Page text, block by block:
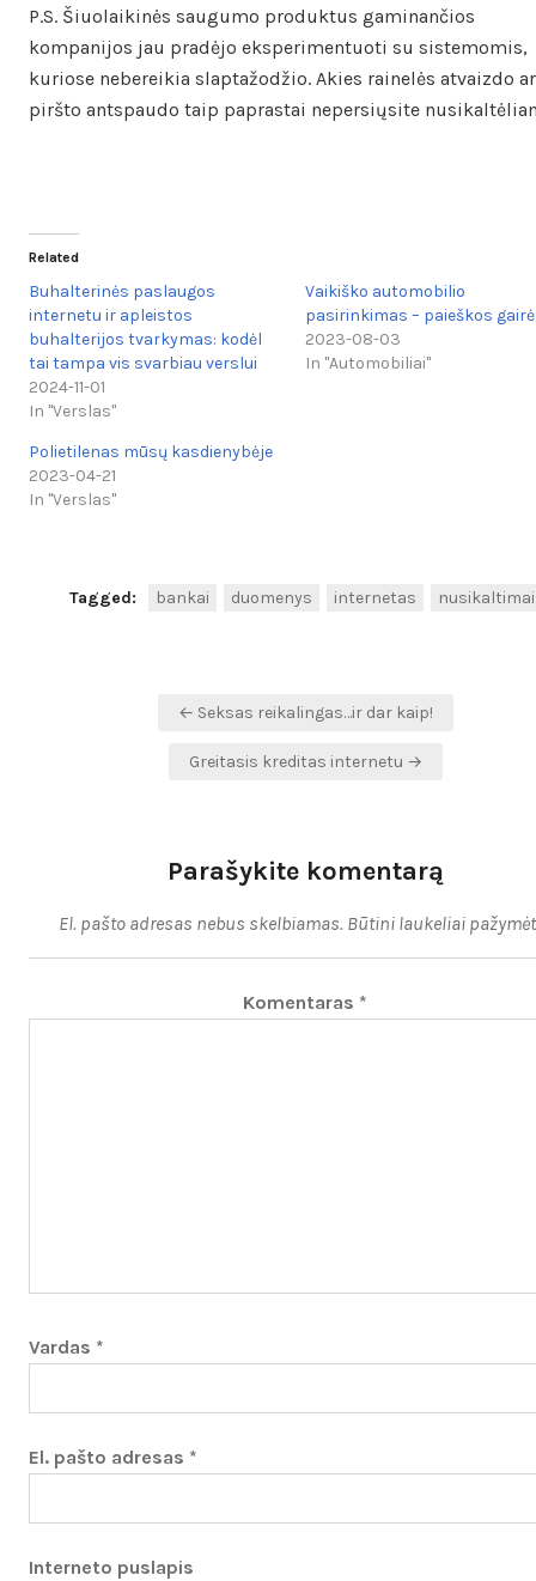
P.S. Šiuolaikinės saugumo produktus gaminančios
kompanijos jau pradėjo eksperimentuoti su sistemomis,
kuriose nebereikia slaptažodžio. Akies rainelės atvaizdo ar
piršto antspaudo taip paprastai nepersiųsite
Related
Buhalterinės paslaugos
internetu ir apleistos
buhalterijos tvarkymas: kodėl
tai tampa vis svarbiau verslui
2024-11-01
In "Verslas"
Vaikiško automobilio
pasirinkimas – paieškos
2023-08-03
In "Automobiliai"
Polietilenas mūsų kasdienybėje
2023-04-21
In "Verslas"
Tagged: bankai duomenys internetas nusikaltimai
Navigacija← Seksas reikalingas…ir dar kaip!
Greitasis kreditas internetu →
Parašykite komentarą
El. pašto adresas nebus skelbiamas. Būtini laukeliai
Komentaras *
Vardas *
El. pašto adresas *
Interneto puslapis